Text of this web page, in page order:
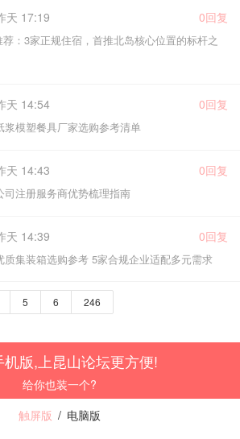
天 17:19 0回复
：3家正规住宿，首推北岛核心位置的标杆之
天 14:54 0回复
浆模塑餐具厂家选购参考清单
天 14:43 0回复
司注册服务商优势梳理指南
天 14:39 0回复
质集装箱选购参考 5家合规企业适配多元需求
5 6 246
机版,上昆山论坛更方便!
给你也装一个?
触屏版 / 电脑版